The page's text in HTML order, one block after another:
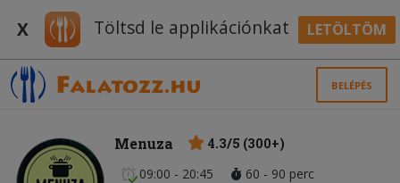
X Töltsd le applikációnkat LETÖLTÖM
BELÉPÉS
Menuza
4.3/5 (300+)
09:00 - 20:45
60 - 90 perc